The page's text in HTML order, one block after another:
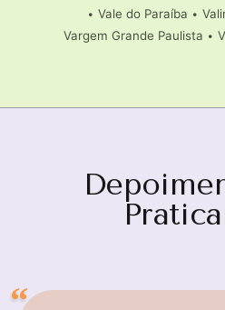
• Vale do Paraíba •
Vargem Grande Paulista •